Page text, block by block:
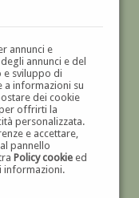
annunci e
annunci e del
e sviluppo di
a informazioni su
dei cookie
offrirti la
personalizzata.
e accettare,
pannello
Policy cookieed
informazioni.
E '900